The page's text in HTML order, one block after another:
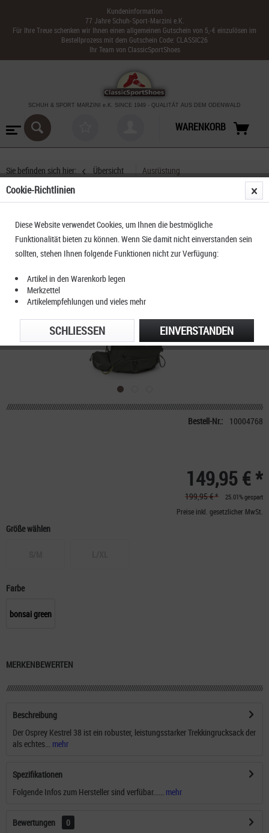
Kundeninformation
77 Jahre Schuh-Sport-Marzini e.K.
Für Ihre Treue schenken wir Ihnen einen allgemeinen Gutschein von 5,-€ einzulösen im
Bestellprozess mit dem Gutschein Code: CLASSIC26
Ihr Team von ClassicSportShoes
SCHUH & SPORT MARZINI e.K. SINCE 1949 - QUALITÄT AUS DEM ODENWALD
WARENKORB
Sie befinden sich hier: Übersicht Ausrüstung
Osprey Kestrel 38 bonsai green
Bestell-Nr.: 10004768
149,95 € *
199,95 € * 25.01% gespart
Preise inkl. gesetzlicher MwSt.
Größe wählen
Farbe
bonsai green
MERKENBEWERTEN
Beschreibung
Der Osprey Kestrel 38 ist ein robuster, leistungsstarker Trekkingrucksack der
als echtes...
mehr
Spezifikationen
Folgende Infos zum Hersteller sind verfübar...... mehr
Bewertungen
0
Cookie-Richtlinien
Diese Website verwendet Cookies, um Ihnen die bestmögliche
Funktionalität bieten zu können. Wenn Sie damit nicht einverstanden sein
sollten, stehen Ihnen folgende Funktionen nicht zur Verfügung:
Artikel in den Warenkorb legen
Merkzettel
Artikelempfehlungen und vieles mehr
EINVERSTANDEN
SCHLIESSEN